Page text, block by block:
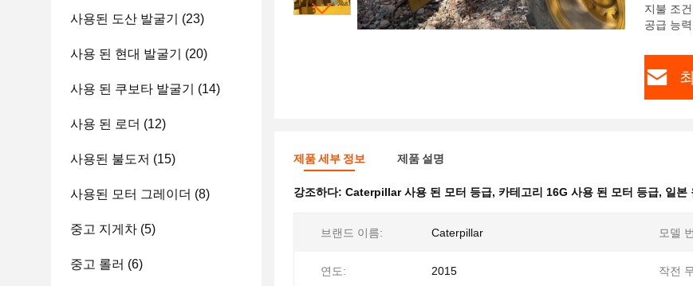
사용된 도산 발굴기 (23)
사용 된 현대 발굴기 (20)
사용 된 쿠보타 발굴기 (14)
사용 된 로더 (12)
사용된 불도저 (15)
사용된 모터 그레이더 (8)
중고 지게차 (5)
중고 롤러 (6)
지불 조
공급 능
제품 세부 정보 제품 설명
강조하다: Caterpillar 사용 된 모터 등급, 카테고리 16G 사용 된 모터 등급, 일본
브랜드 이름: Caterpillar 모델
연도: 2015 작전